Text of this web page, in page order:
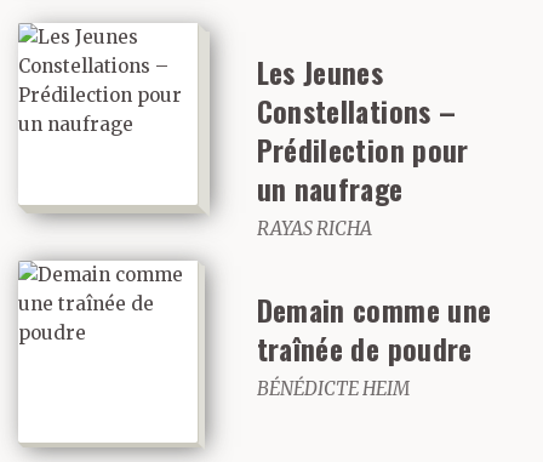
Les Jeunes
Constellations –
Prédilection pour
un naufrage
RAYAS RICHA
Demain comme une
traînée de poudre
BÉNÉDICTE HEIM